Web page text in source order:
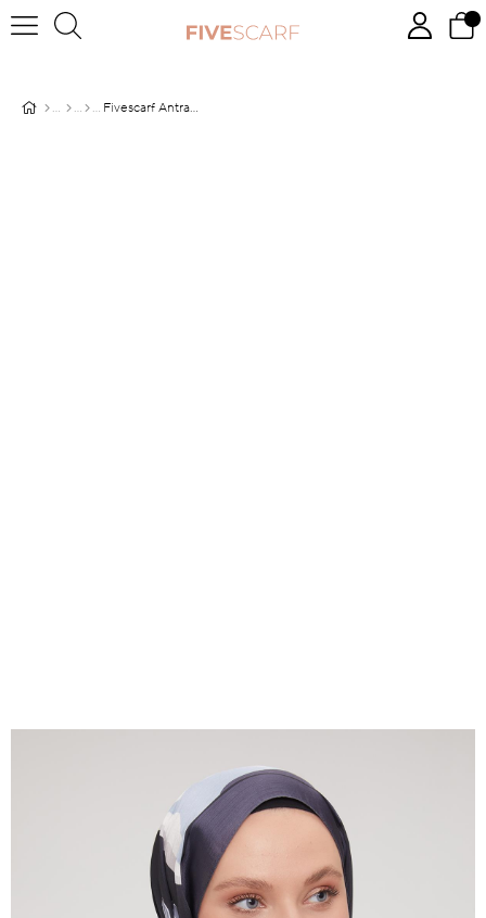
Fivescarf Antrasit Soyut Çiçek Desen Brand Şal